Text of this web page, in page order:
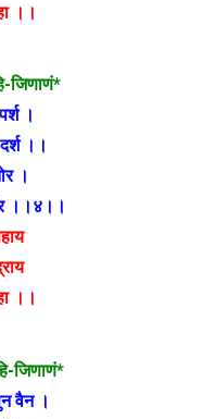
।।
जिणाणं*
।
।।
।
।।४।।
।।
जिणाणं*
वैन ।